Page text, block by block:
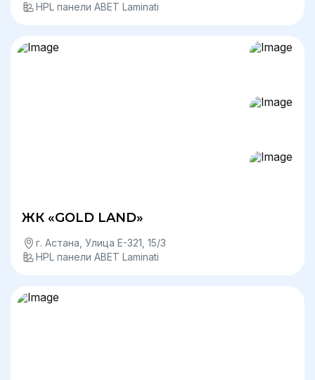
HPL панели ABET Laminati
ЖК «GOLD LAND»
г. Астана, ​Улица Е-321, 15/3
HPL панели ABET Laminati